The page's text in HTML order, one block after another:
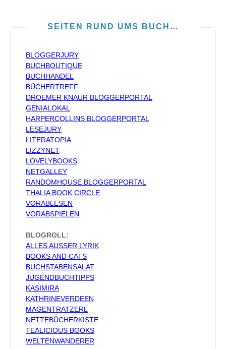
SEITEN RUND UMS BUCH…
BLOGGERJURY
BUCHBOUTIQUE
BUCHHANDEL
BÜCHERTREFF
DROEMER KNAUR BLOGGERPORTAL
GENIALOKAL
HARPERCOLLINS BLOGGERPORTAL
LESEJURY
LITERATOPIA
LIZZYNET
LOVELYBOOKS
NETGALLEY
RANDOMHOUSE BLOGGERPORTAL
THALIA BOOK CIRCLE
VORABLESEN
VORABSPIELEN
BLOGROLL:
ALLES AUSSER LYRIK
BOOKS AND CATS
BUCHSTABENSALAT
JUGENDBUCHTIPPS
KASIMIRA
KATHRINEVERDEEN
MAGENTRATZERL
NETTEBÜCHERKISTE
TEALICIOUS BOOKS
WELTENWANDERER